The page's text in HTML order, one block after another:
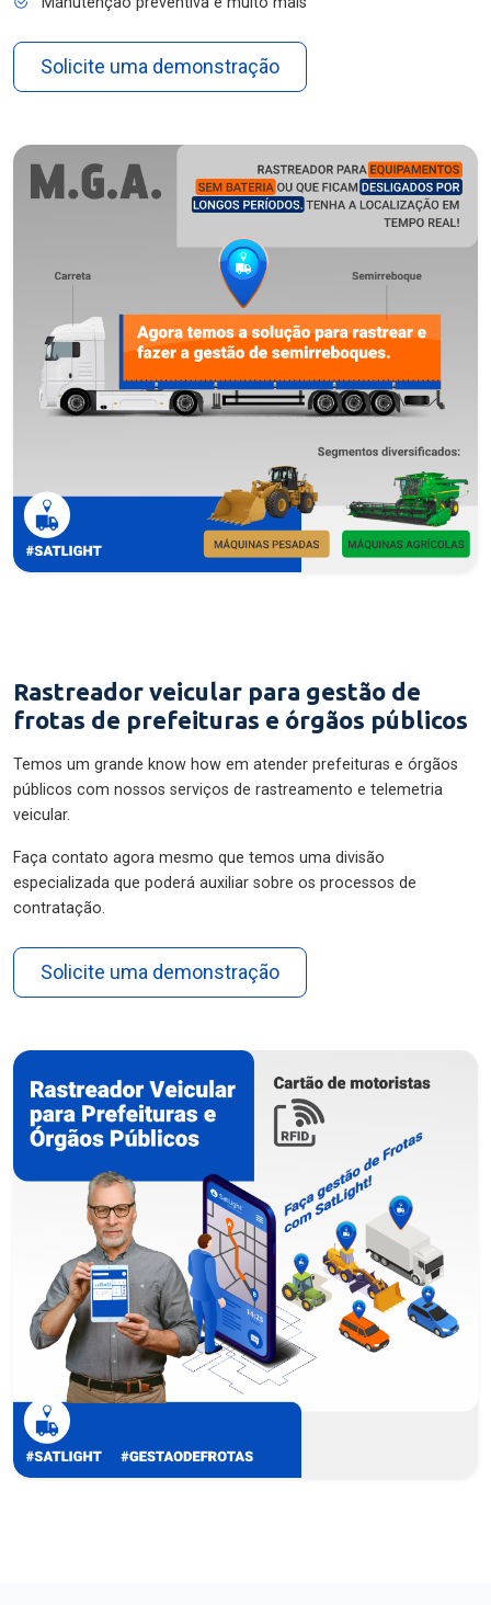
Solicite uma demonstração
Rastreador veicular para gestão de
frotas de prefeituras e órgãos públicos
Temos um grande know how em atender prefeituras e órgãos
públicos com nossos serviços de rastreamento e telemetria
veicular.
Faça contato agora mesmo que temos uma divisão
especializada que poderá auxiliar sobre os processos de
contratação.
Solicite uma demonstração